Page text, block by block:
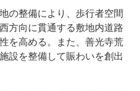
の整備により、歩行者空間
方向に貫通する敷地内道路
を高める。また、善光寺荒
設を整備して賑わいを創出